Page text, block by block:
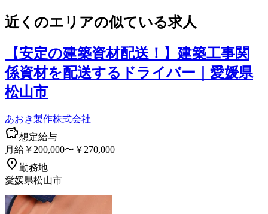
近くのエリアの似ている求人
【安定の建築資材配送！】建築工事関
係資材を配送するドライバー｜愛媛県
松山市
あおき製作株式会社
想定給与
月給￥200,000〜￥270,000
勤務地
愛媛県松山市